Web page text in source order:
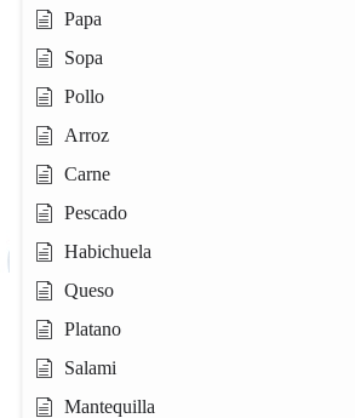
Papa
Sopa
Pollo
Arroz
Carne
Pescado
Habichuela
Queso
Platano
Salami
Mantequilla